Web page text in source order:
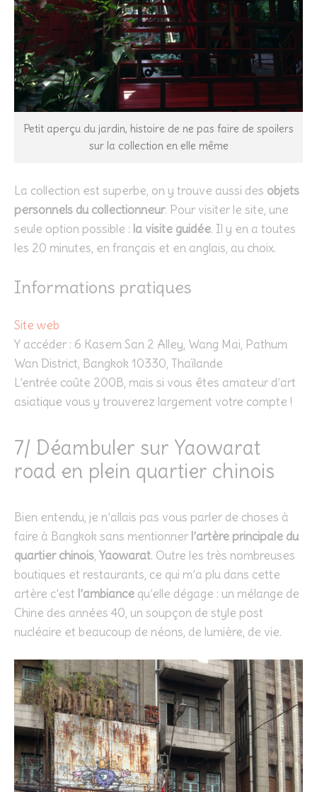
Petit aperçu du jardin, histoire de ne pas faire de spoilers
sur la collection en elle même
La collection est superbe, on y trouve aussi des objets
personnels du collectionneur. Pour visiter le site, une
seule option possible : la visite guidée. Il y en a toutes
les 20 minutes, en français et en anglais, au choix.
Informations pratiques
Site web
Y accéder : 6 Kasem San 2 Alley, Wang Mai, Pathum
Wan District, Bangkok 10330, Thaïlande
L’entrée coûte 200B, mais si vous êtes amateur d’art
asiatique vous y trouverez largement votre compte !
7/ Déambuler sur Yaowarat
road en plein quartier chinois
Bien entendu, je n’allais pas vous parler de choses à
faire à Bangkok sans mentionner l’artère principale du
quartier chinois, Yaowarat. Outre les très nombreuses
boutiques et restaurants, ce qui m’a plu dans cette
artère c’est l’ambiance qu’elle dégage : un mélange de
Chine des années 40, un soupçon de style post
nucléaire et beaucoup de néons, de lumière, de vie.